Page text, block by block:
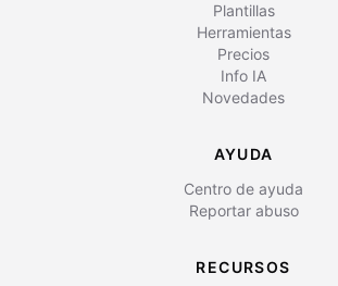
Plantillas
Herramientas
Precios
Info IA
Novedades
AYUDA
Centro de ayuda
Reportar abuso
RECURSOS